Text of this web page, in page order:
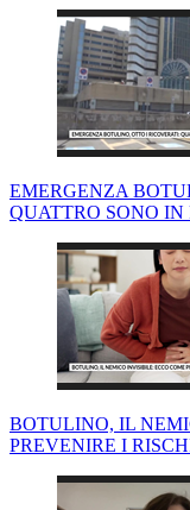
EMERGENZA
QUATTRO SONO
BOTULINO, IL
PREVENIRE I